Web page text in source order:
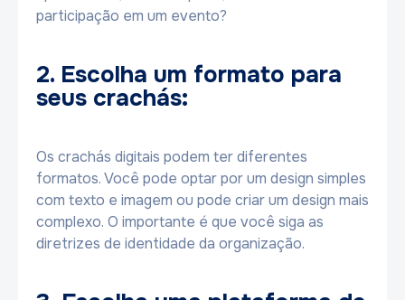
participação em um evento?
2. Escolha um formato para
seus crachás:
Os crachás digitais podem ter diferentes
formatos. Você pode optar por um design simples
com texto e imagem ou pode criar um design mais
complexo. O importante é que você siga as
diretrizes de identidade da organização.